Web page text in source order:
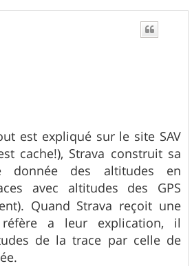
est expliqué sur le site SAV
cache!), Strava construit sa
donnée des altitudes en
avec altitudes des GPS
Quand Strava reçoit une
a leur explication, il
de la trace par celle de